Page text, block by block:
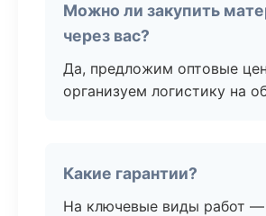
Можно ли закупить
через вас?
Да, предложим оптовые
организуем логистику на
Какие гарантии?
На ключевые виды работ —